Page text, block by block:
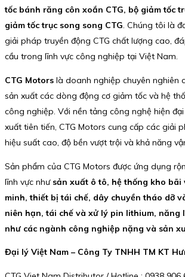
tốc bánh răng côn xoắn CTG, bộ giảm tốc
giảm tốc trục song song CTG. Chúng tôi là
giải pháp truyền động CTG chất lượng cao,
cầu trong lĩnh vực công nghiệp tại Việt Nam.
CTG Motors là doanh nghiệp chuyên nghiên
sản xuất các dòng động cơ giảm tốc và hệ
công nghiệp. Với nền tảng công nghệ hiện
xuất tiên tiến, CTG Motors cung cấp các giải
hiệu suất cao, độ bền vượt trội và khả năng
Sản phẩm của CTG Motors được ứng dụng
lĩnh vực như sản xuất ô tô, hệ thống kho bãi
minh, thiết bị tái chế, dây chuyền tháo dỡ
niên hạn, tái chế và xử lý pin lithium, năng
như các ngành công nghiệp nặng và sản
Đại lý Việt Nam – Công Ty TNHH TM KT